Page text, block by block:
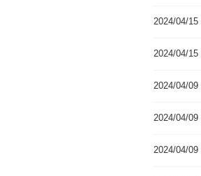
2024/04/15
2024/04/15
2024/04/09
2024/04/09
2024/04/09